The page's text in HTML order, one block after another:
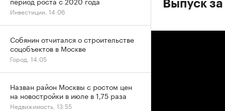
Выпуск
Инвестиции, 14:06
Собянин отчитался о строительстве
соцобъектов в Москве
Город, 14:05
Назван район Москвы с ростом цен
на новостройки в июле в 1,75 раза
Недвижимость, 13:55